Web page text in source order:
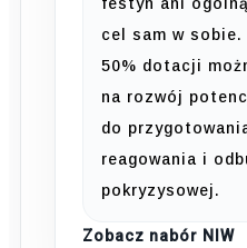
cel sam w sobie.
50% dotacji
na rozwój
do
reagowania i
pokryzysowej.
Zobacz nabór NIW